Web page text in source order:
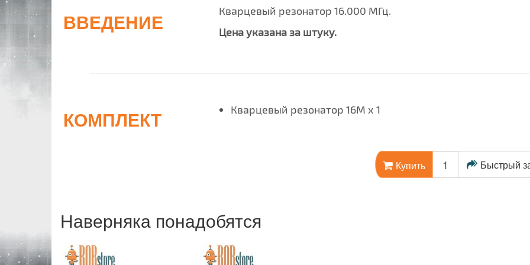
ВВЕДЕНИЕ
Кварцевый резонатор 16.000 МГц.
Цена указана за штуку.
КОМПЛЕКТ
Кварцевый резонатор 16М х 1
Купить Быстрый
Наверняка понадобятся